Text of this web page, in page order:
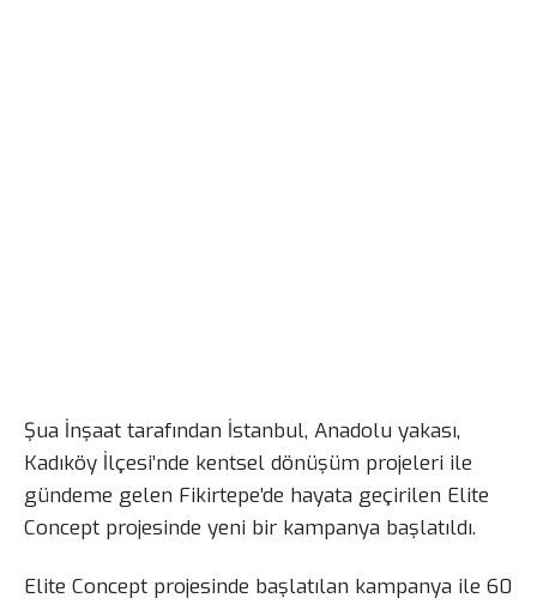
Şua İnşaat tarafından İstanbul, Anadolu yakası,
Kadıköy İlçesi’nde kentsel dönüşüm projeleri ile
gündeme gelen Fikirtepe’de hayata geçirilen Elite
Concept projesinde yeni bir kampanya başlatıldı.
Elite Concept projesinde başlatılan kampanya ile 60